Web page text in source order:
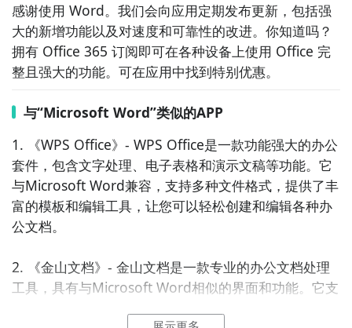
感谢使用 Word。我们会向应用定期发布更新，包括强
大的新增功能以及对速度和可靠性的改进。你知道吗？
拥有 Office 365 订阅即可在各种设备上使用 Office 完
整且强大的功能。可在应用中找到特别优惠。
与“Microsoft Word”类似的APP
1. 《WPS Office》- WPS Office是一款功能强大的办公
套件，包含文字处理、电子表格和演示文稿等功能。它
与Microsoft Word兼容，支持多种文件格式，提供了丰
富的模板和编辑工具，让您可以轻松创建和编辑各种办
公文档。
2. 《金山文档》- 金山文档是一款专业的办公文档处理
工具，具有与Microsoft Word相似的界面和功能。它支